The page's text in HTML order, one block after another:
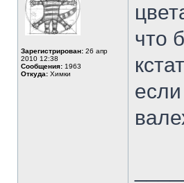
Зарегистрирован: 26 апр
2010 12:38
Сообщения: 1963
Откуда: Химки
что